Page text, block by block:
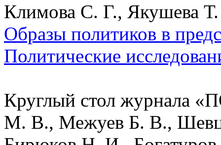
Климова С. Г., Якушева
Образы политиков в
Политические
Круглый стол журнала
М. В., Межуев Б. В.,